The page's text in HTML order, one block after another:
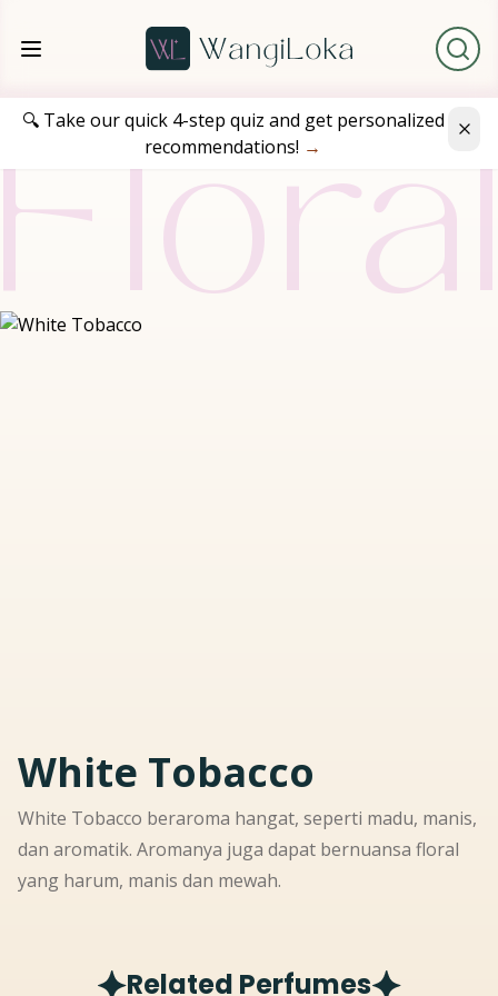
🔍 Take our quick 4-step quiz and get personalized
recommendations! →
White Tobacco
White Tobacco beraroma hangat, seperti madu, manis,
dan aromatik. Aromanya juga dapat bernuansa floral
yang harum, manis dan mewah.
Related Perfumes